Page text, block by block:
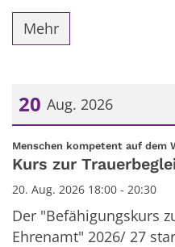
Mehr
20 Aug. 2026
Datum: 20. August 2026
Menschen kompetent auf dem
Kurs zur
20. Aug. 2026 18:00 - 20:30
Der "Befähigungskurs
Ehrenamt" 2026/ 27